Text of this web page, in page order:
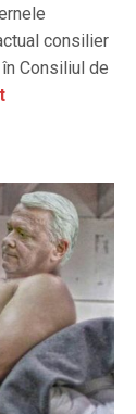
consilier
Consiliul de